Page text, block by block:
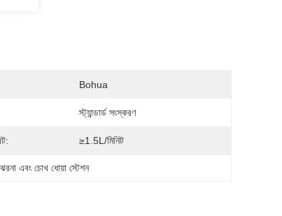
Bohua
স্ট্যান্ডার্ড সংস্করণ
≥1.5L/মিনিট
এবং চোখ ধোয়া স্টেশন